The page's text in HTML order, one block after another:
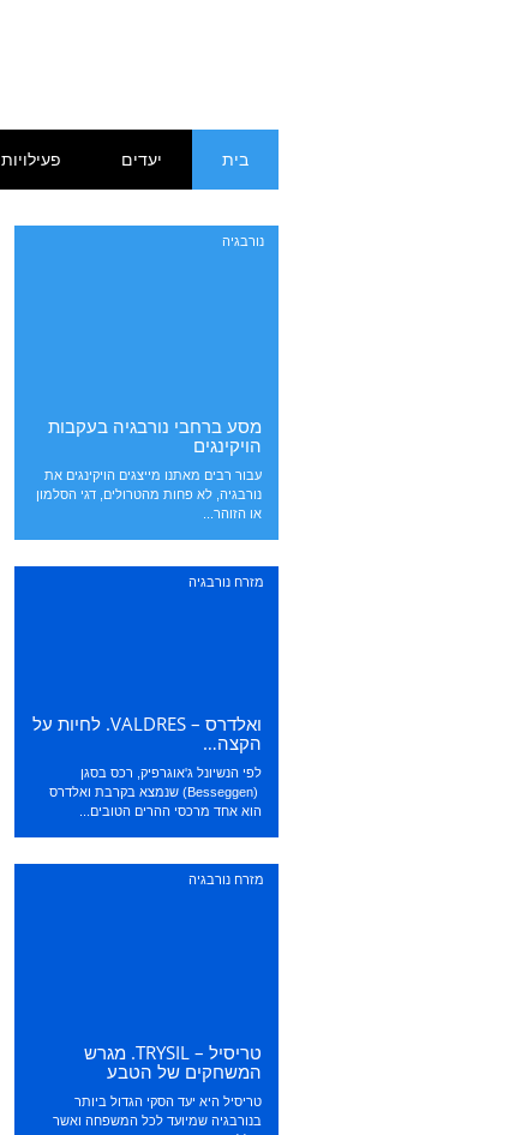
בית יעדים פעילויות
נורבגיה
מסע ברחבי נורבגיה בעקבות
הויקינגים
עבור רבים מאתנו מייצגים הויקינגים את
נורבגיה, לא פחות מהטרולים, דגי הסלמון
או הזוהר...
מזרח נורבגיה
ואלדרס – VALDRES. לחיות על
הקצה…
לפי הנשיונל ג'אוגרפיק, רכס בסגן
(Besseggen) שנמצא בקרבת ואלדרס
הוא אחד מרכסי ההרים הטובים...
מזרח נורבגיה
טריסיל – TRYSIL. מגרש
המשחקים של הטבע
טריסיל היא יעד הסקי הגדול ביותר
בנורבגיה שמיועד לכל המשפחה ואשר